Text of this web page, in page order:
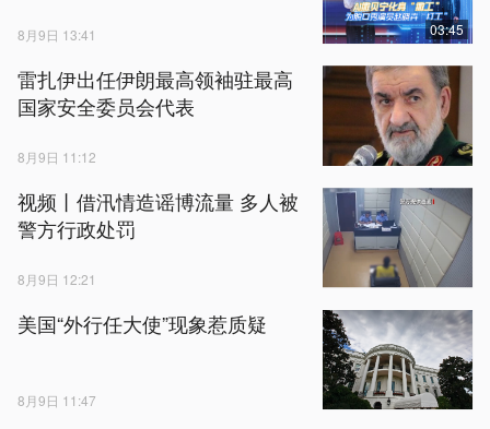
8月9日 13:41 03:45
雷扎伊出任伊朗最高领袖驻最高
国家安全委员会代表
8月9日 11:12
视频丨借汛情造谣博流量 多人被
警方行政处罚
8月9日 12:21
美国“外行任大使”现象惹质疑
8月9日 11:47